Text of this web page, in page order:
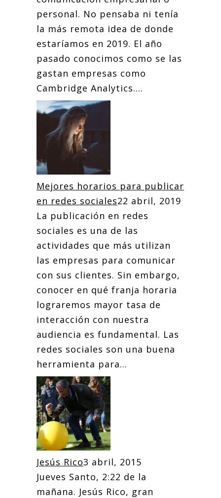
personal. No pensaba ni tenía
la más remota idea de donde
estaríamos en 2019. El año
pasado conocimos como se las
gastan empresas como
Cambridge Analytics....
Mejores horarios para publicar
en redes sociales22 abril, 2019
La publicación en redes
sociales es una de las
actividades que más utilizan
las empresas para comunicar
con sus clientes. Sin embargo,
conocer en qué franja horaria
lograremos mayor tasa de
interacción con nuestra
audiencia es fundamental. Las
redes sociales son una buena
herramienta para...
Jesús Rico3 abril, 2015
Jueves Santo, 2:22 de la
mañana. Jesús Rico, gran